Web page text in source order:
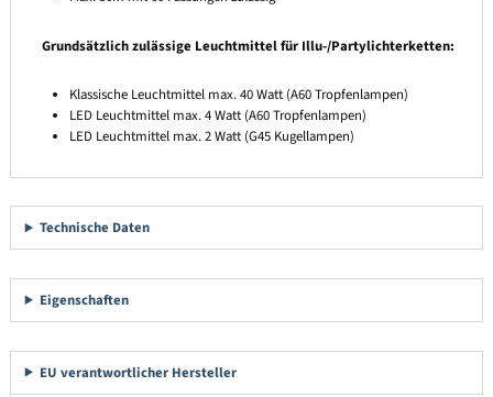
Grundsätzlich zulässige Leuchtmittel für Illu-/Partylichterketten:
Klassische Leuchtmittel max. 40 Watt (A60 Tropfenlampen)
LED Leuchtmittel max. 4 Watt (A60 Tropfenlampen)
LED Leuchtmittel max. 2 Watt (G45 Kugellampen)
Technische Daten
Eigenschaften
EU verantwortlicher Hersteller